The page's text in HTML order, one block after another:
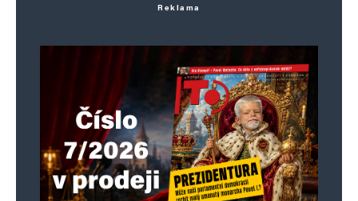
Reklama